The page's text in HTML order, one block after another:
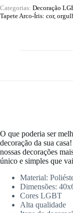
Categorias: Decoração
Tapete Arco-Íris: cor,
O que poderia ser
decoração da sua
nossas decorações
único e simples que
Material:
Dimensões:
Cores LGBT
Alta qualidade